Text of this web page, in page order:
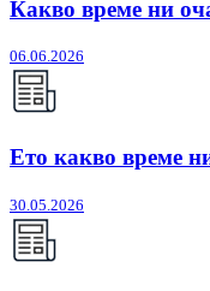
Какво време ни
06.06.2026
Ето какво време
30.05.2026